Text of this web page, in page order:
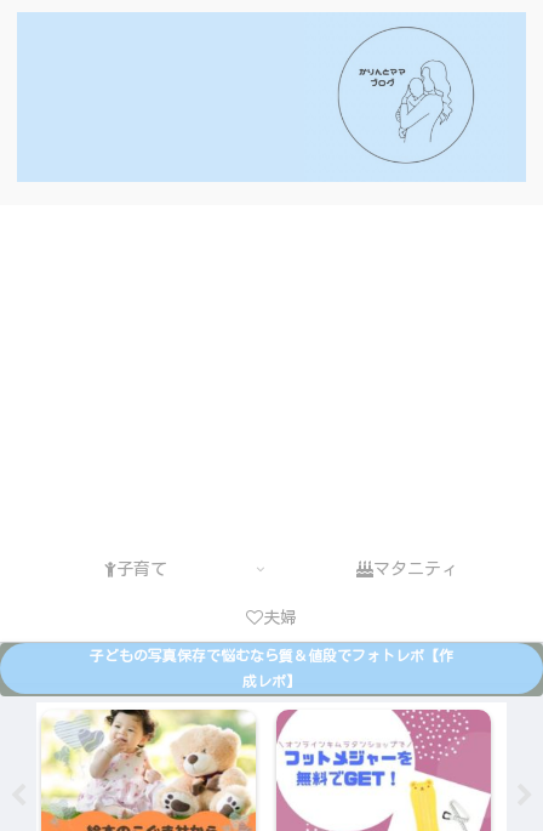
子育て マタニティ
夫婦
子どもの写真保存で悩むなら質＆値段でフォトレボ【作
成レポ】